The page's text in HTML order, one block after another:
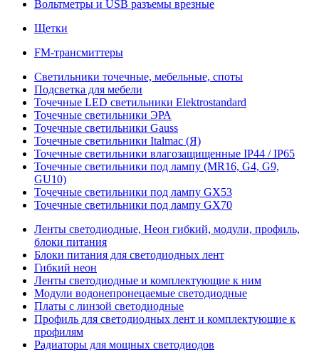
Вольтметры и USB разъемы врезные
Щетки
FM-трансмиттеры
Светильники точечные, мебельные, споты
Подсветка для мебели
Точечные LED светильники Elektrostandard
Точечные светильники ЭРА
Точечные светильники Gauss
Точечные светильники Italmac (Я)
Точечные светильники влагозащищенные IP44 / IP65
Точечные светильники под лампу (MR16, G4, G9,
GU10)
Точечные светильники под лампу GX53
Точечные светильники под лампу GX70
Ленты светодиодные, Неон гибкий, модули, профиль,
блоки питания
Блоки питания для светодиодных лент
Гибкий неон
Ленты светодиодные и комплектующие к ним
Модули водонепронецаемые светодиодные
Платы с линзой светодиодные
Профиль для светодиодных лент и комплектующие к
профилям
Радиаторы для мощных светодиодов